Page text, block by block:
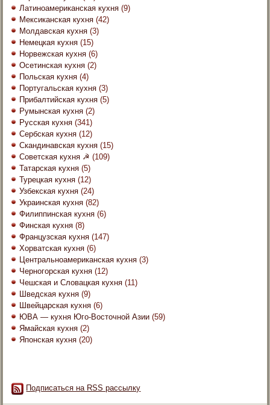
Латиноамериканская кухня (9)
Мексиканская кухня (42)
Молдавская кухня (3)
Немецкая кухня (15)
Норвежская кухня (6)
Осетинская кухня (2)
Польская кухня (4)
Португальская кухня (3)
Прибалтийская кухня (5)
Румынская кухня (2)
Русская кухня (341)
Сербская кухня (12)
Скандинавская кухня (15)
Советская кухня ☭ (109)
Татарская кухня (5)
Турецкая кухня (12)
Узбекская кухня (24)
Украинская кухня (82)
Филиппинская кухня (6)
Финская кухня (8)
Французская кухня (147)
Хорватская кухня (6)
Центральноамериканская кухня (3)
Черногорская кухня (12)
Чешская и Словацкая кухня (11)
Шведская кухня (9)
Швейцарская кухня (6)
ЮВА — кухня Юго-Восточной Азии (59)
Ямайская кухня (2)
Японская кухня (20)
Подписаться на RSS рассылку